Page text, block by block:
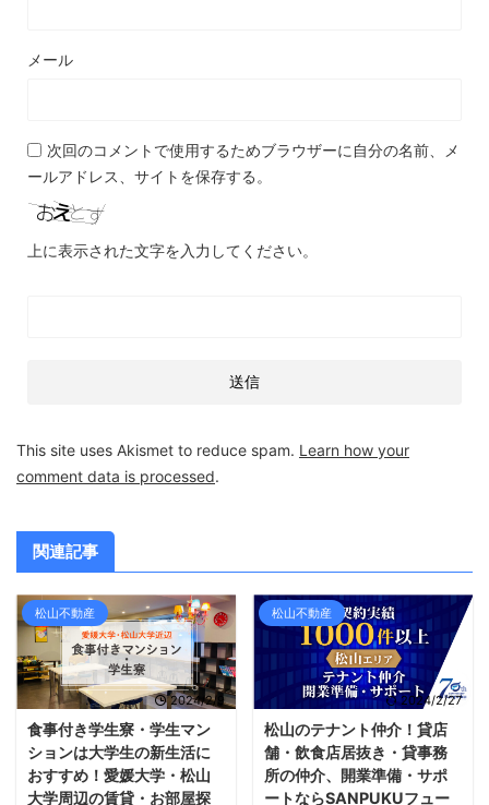
メール
次回のコメントで使用するためブラウザーに自分の名前、メ
ールアドレス、サイトを保存する。
上に表示された文字を入力してください。
This site uses Akismet to reduce spam. Learn how your
comment data is processed.
関連記事
松山不動産
2024/2/9
食事付き学生寮・学生マン
ションは大学生の新生活に
おすすめ！愛媛大学・松山
大学周辺の賃貸・お部屋探
松山不動産
2024/2/27
松山のテナント仲介！貸店
舗・飲食店居抜き・貸事務
所の仲介、開業準備・サポ
ートならSANPUKUフュー